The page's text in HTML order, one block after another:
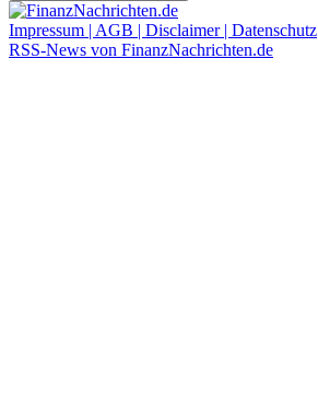
Impressum | AGB | Disclaimer | Datenschutz
RSS-News von FinanzNachrichten.de